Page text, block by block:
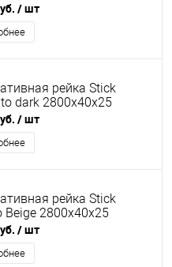
/ шт
рейка Stick
dark 2800х40х25
/ шт
рейка Stick
Beige 2800х40х25
/ шт